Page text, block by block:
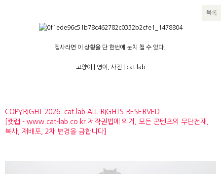
목록
집사라면 이 상황을 단 한번에 눈치 챌 수 있다.
고양이 | 영이, 사진 | cat lab
COPYRIGHT 2026. cat lab ALL RIGHTS RESERVED
[캣랩 - www.cat-lab.co.kr 저작권법에 의거, 모든 콘텐츠의 무단전재,
복사, 재배포, 2차 변경을 금합니다]